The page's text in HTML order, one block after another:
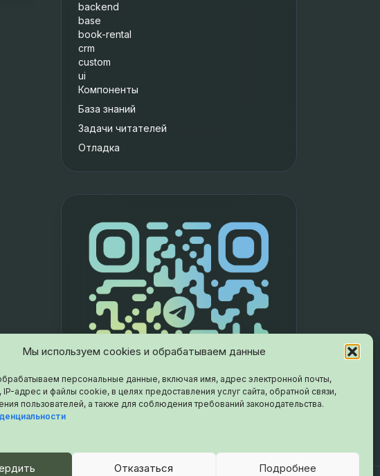
Мы используем cookies и обрабатываем данные
персональные данные, включая имя, адрес электронной почты,
адрес и файлы cookie, в целях предоставления услуг сайта, обратной связи,
пользователей, а также для соблюдения требований законодательства.
Отказаться Подробнее
backend
base
book-rental
crm
custom
ui
Компоненты
База знаний
Задачи читателей
Отладка